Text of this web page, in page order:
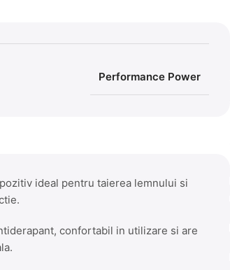
Performance Power
ideal pentru taierea lemnului si
confortabil in utilizare si are